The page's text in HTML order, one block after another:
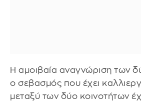
Η αμοιβαία αναγνώριση των
ο σεβασμός που έχει
μεταξύ των δύο κοινοτήτων